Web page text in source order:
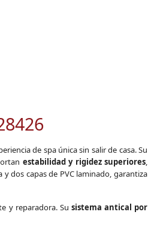
de spa única sin salir de casa. Su
estabilidad y rigidez superiores,
dos capas de PVC laminado, garantiza
y reparadora. Su sistema antical por